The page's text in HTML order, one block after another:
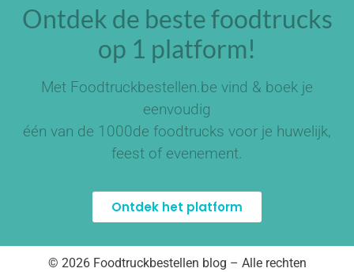
Ontdek de beste foodtrucks
op 1 platform!
Met Foodtruckbestellen.be vind & boek je
eenvoudig
één van de 1000de foodtrucks voor je huwelijk,
feest of evenement.
Ontdek het platform
© 2026 Foodtruckbestellen blog – Alle rechten